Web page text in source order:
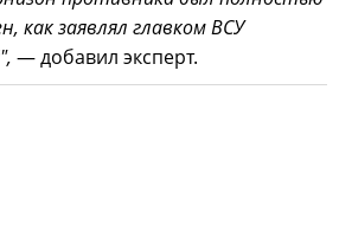
как заявлял главком ВСУ
— добавил эксперт.